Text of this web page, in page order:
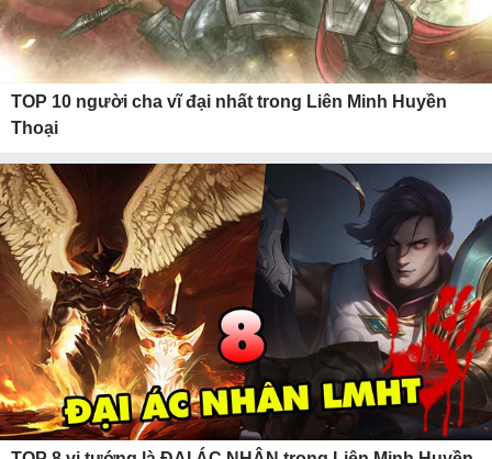
TOP 10 người cha vĩ đại nhất trong Liên Minh Huyền
Thoại